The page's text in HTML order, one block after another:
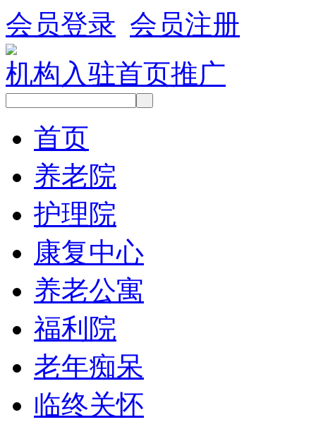
会员登录 会员注册
机构入驻首页推广
首页
养老院
护理院
康复中心
养老公寓
福利院
老年痴呆
临终关怀